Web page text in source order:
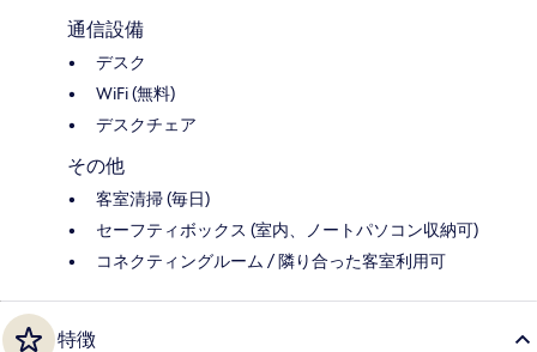
通信設備
デスク
WiFi (無料)
デスクチェア
その他
客室清掃 (毎日)
セーフティボックス (室内、ノートパソコン収納可)
コネクティングルーム / 隣り合った客室利用可
特徴